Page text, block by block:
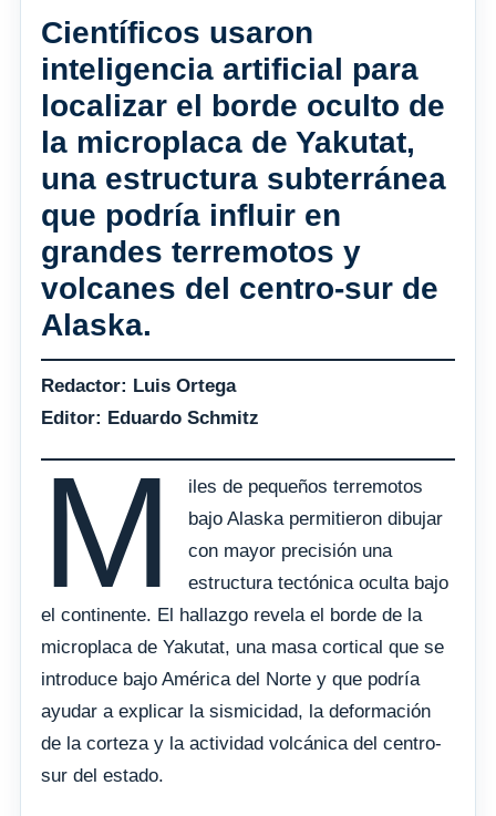
Científicos usaron
inteligencia artificial para
localizar el borde oculto de
la microplaca de Yakutat,
una estructura subterránea
que podría influir en
grandes terremotos y
volcanes del centro-sur de
Alaska.
Redactor: Luis Ortega
Editor: Eduardo Schmitz
M
iles de pequeños terremotos
bajo Alaska permitieron dibujar
con mayor precisión una
estructura tectónica oculta bajo
el continente. El hallazgo revela el borde de la
microplaca de Yakutat, una masa cortical que se
introduce bajo América del Norte y que podría
ayudar a explicar la sismicidad, la deformación
de la corteza y la actividad volcánica del centro-
sur del estado.